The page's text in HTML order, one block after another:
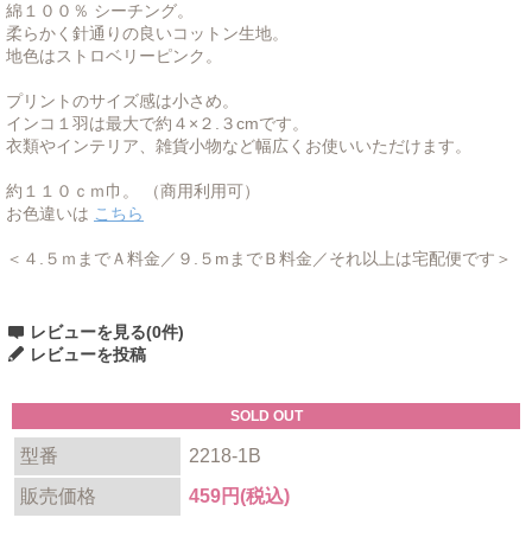
綿１００％ シーチング。
柔らかく針通りの良いコットン生地。
地色はストロベリーピンク。
プリントのサイズ感は小さめ。
インコ１羽は最大で約４×２.３cmです。
衣類やインテリア、雑貨小物など幅広くお使いいただけます。
約１１０ｃｍ巾。 （商用利用可）
お色違いは こちら
＜４.５ｍまでＡ料金／９.５mまでＢ料金／それ以上は宅配便です＞
レビューを見る(0件)
レビューを投稿
SOLD OUT
型番
2218-1B
販売価格
459円(税込)